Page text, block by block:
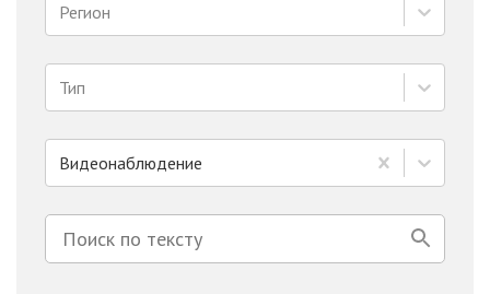
Регион
Тип
Видеонаблюдение